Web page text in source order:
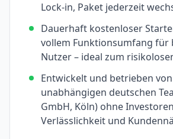
Lock-in, Paket jederzeit
Dauerhaft kostenloser
vollem Funktionsumfang für
Nutzer – ideal zum
Entwickelt und betrieben
unabhängigen deutschen
GmbH, Köln) ohne
Verlässlichkeit und